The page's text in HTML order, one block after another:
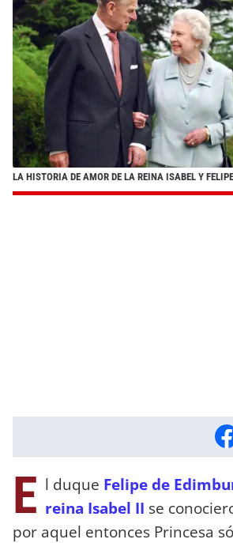
LA HISTORIA DE AMOR DE LA REINA ISABEL Y
E l duque Felipe de
reina Isabel II se
por aquel entonces Princesa